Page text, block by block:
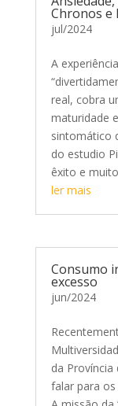
Chronos e
jul/2024
A
real, cobra
maturidade
sintomático
do estudio
êxito e
ler mais
Consumo
excesso
jun/2024
da Província
falar para